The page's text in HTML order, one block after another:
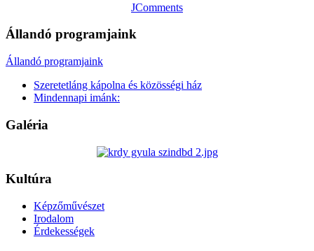
JComments
Állandó programjaink
Állandó programjaink
Szeretetláng kápolna és közösségi ház
Mindennapi imánk:
Galéria
Kultúra
Képzőművészet
Irodalom
Érdekességek